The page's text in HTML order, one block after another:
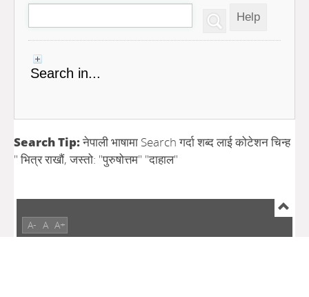
Search in...
Search Tip:नेपाली भाषामा Search गर्दा शब्द लाई कोटेशन चिन्ह
" भित्र राखौं, जस्तो: "पुरुषोत्तम" "दाहाल"
A- A A+